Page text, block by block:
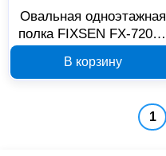
Овальная одноэтажная
полка FIXSEN FX-720-1,
В корзину
1